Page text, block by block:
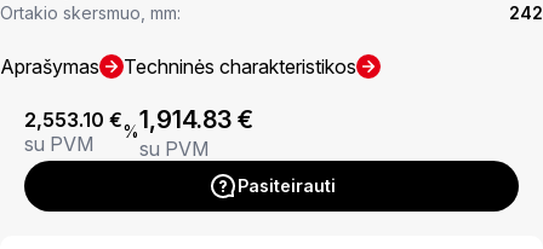
Ortakio skersmuo, mm:
242
Aprašymas Techninės charakteristikos
2,553.10 €
su PVM
%1,914.83 €
su PVM
Pasiteirauti